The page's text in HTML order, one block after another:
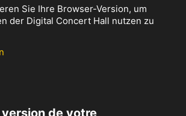
Sie Ihre Browser-Version, um
der Digital Concert Hall nutzen zu
version de votre